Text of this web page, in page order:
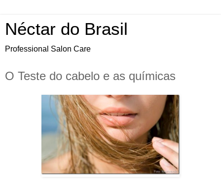
Néctar do Brasil
Professional Salon Care
O Teste do cabelo e as químicas